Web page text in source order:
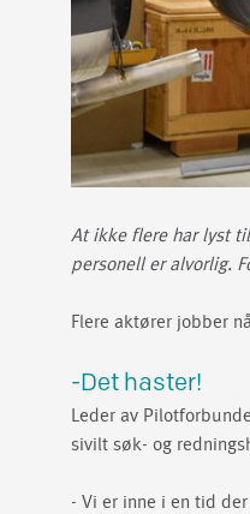
At ikke flere har lyst
personell er alvorlig.
Flere aktører jobber
-Det haster!
Leder av
sivilt søk- og
- Vi er inne i en tid